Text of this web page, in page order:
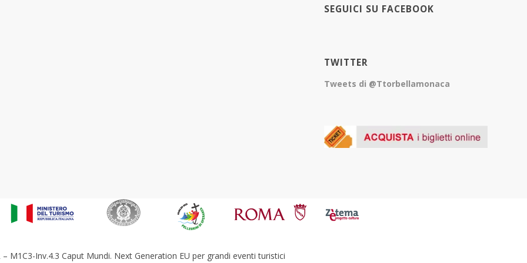
SEGUICI SU FACEBOOK
TWITTER
Tweets di @Ttorbellamonaca
– M1C3-Inv.4.3 Caput Mundi. Next Generation EU per grandi eventi turistici